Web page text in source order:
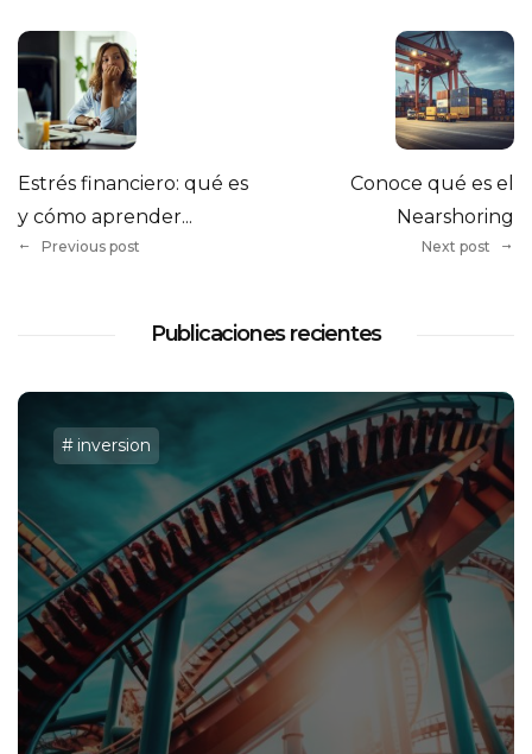
Estrés financiero: qué es
y cómo aprender...
Previous post
Conoce qué es el
Nearshoring
Next post
Publicaciones recientes
inversion